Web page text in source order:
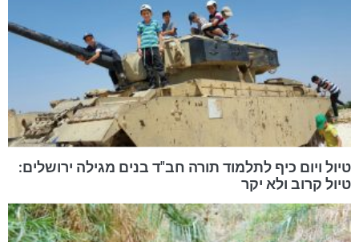
טיול ויום כיף לתלמוד תורה חב"ד בנים מגילה ירושלים:
טיול קרוב ולא יקר